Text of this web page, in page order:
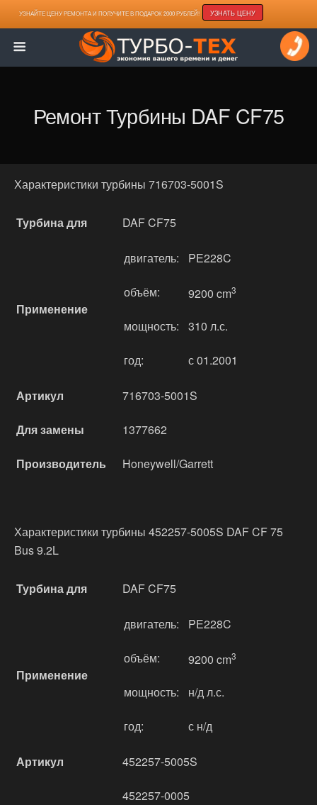
УЗНАЙТЕ ЦЕНУ РЕМОНТА И ПОЛУЧИТЕ В ПОДАРОК 2000 РУБЛЕЙ! УЗНАТЬ ЦЕНУ
Ремонт Турбины DAF CF75
Характеристики турбины 716703-5001S
Турбина для DAF CF75
Применение
двигатель: PE228C
объём: 9200 cm3
мощность: 310 л.с.
год: с 01.2001
Артикул 716703-5001S
Для замены 1377662
Производитель Honeywell/Garrett
Характеристики турбины 452257-5005S DAF CF 75
Bus 9.2L
Турбина для DAF CF75
Применение
двигатель: PE228C
объём: 9200 cm3
мощность: н/д л.с.
год: с н/д
Артикул 452257-5005S
452257-0005